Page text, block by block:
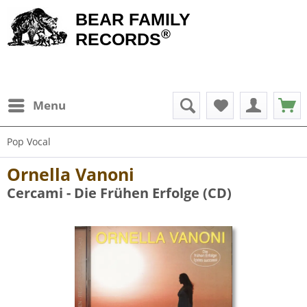
BEAR FAMILY
RECORDS®
Menu
Pop Vocal
Ornella Vanoni
Cercami - Die Frühen Erfolge (CD)